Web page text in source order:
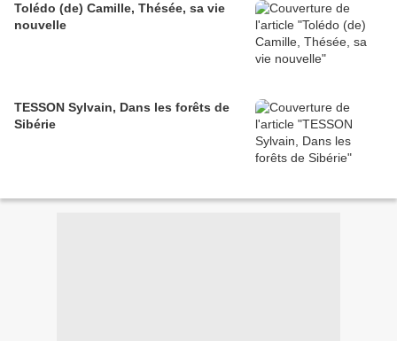
Tolédo (de) Camille, Thésée, sa vie
nouvelle
TESSON Sylvain, Dans les forêts de
Sibérie